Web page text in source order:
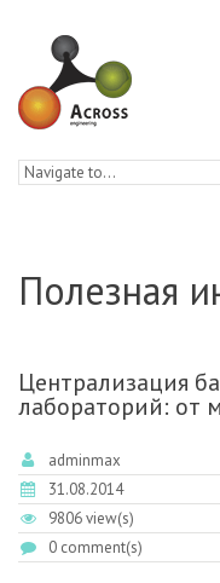
Полезная
Централизация
лабораторий: от
adminmax
31.08.2014
9806 view(s)
0 comment(s)